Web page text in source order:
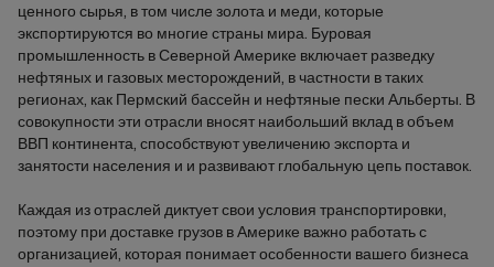
ценного сырья, в том числе золота и меди, которые
экспортируются во многие страны мира. Буровая
промышленность в Северной Америке включает разведку
нефтяных и газовых месторождений, в частности в таких
регионах, как Пермский бассейн и нефтяные пески Альберты. В
совокупности эти отрасли вносят наибольший вклад в объем
ВВП континента, способствуют увеличению экспорта и
занятости населения и и развивают глобальную цепь поставок.
Каждая из отраслей диктует свои условия транспортировки,
поэтому при доставке грузов в Америке важно работать с
организацией, которая понимает особенности вашего бизнеса